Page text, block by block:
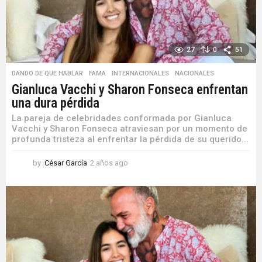
27 0 51
DANDO DE QUE HABLAR ,FAMA INTERNACIONALES ,NACIONALES
Gianluca Vacchi y Sharon Fonseca enfrentan
una dura pérdida
La pareja de celebridades conformada por Gianluca
Vacchi y Sharon Fonseca atraviesan por un momento de
profunda tristeza al enfrentar la pérdida de su querido...
by César García 2 años ago
ñ
o
a
g
o